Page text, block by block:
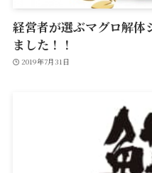
経営者が選ぶマグロ解
ました！！
2019年7月31日